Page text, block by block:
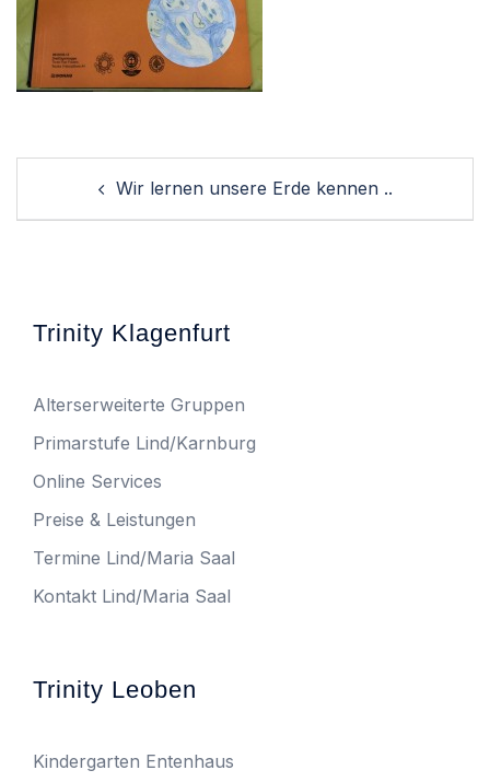
navigationWir lernen unsere Erde kennen ..
Trinity Klagenfurt
Alterserweiterte Gruppen
Primarstufe Lind/Karnburg
Online Services
Preise & Leistungen
Termine Lind/Maria Saal
Kontakt Lind/Maria Saal
Trinity Leoben
Kindergarten Entenhaus